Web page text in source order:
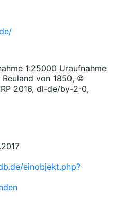
1:25000 Uraufnahme
von 1850, ©
2016, dl-de/by-2-0,
einobjekt.php?